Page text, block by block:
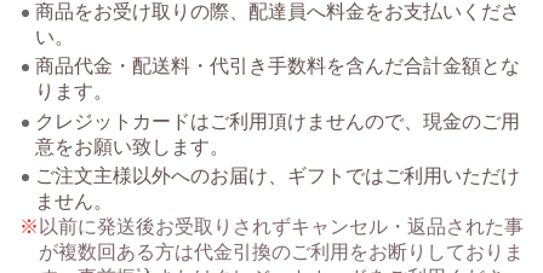
商品をお受け取りの際、配達員へ料金をお支払いくださ
い。
商品代金・配送料・代引き手数料を含んだ合計金額とな
ります。
クレジットカードはご利用頂けませんので、現金のご用
意をお願い致します。
ご注文主様以外へのお届け、ギフトではご利用いただけ
ません。
以前に発送後お受取りされずキャンセル・返品された事
が複数回ある方は代金引換のご利用をお断りしておりま